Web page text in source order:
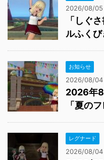
2026/08/05
「しぐ
ルふく
お知らせ
2026/08/04
2026年8
「夏の
レグナード
2026/08/04